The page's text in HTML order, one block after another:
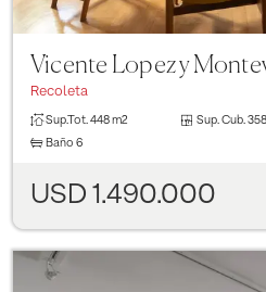
Vicente Lopez y
Recoleta
Sup.Tot.448 m2 Sup. Cub.
Baño 6
USD 1.490.000